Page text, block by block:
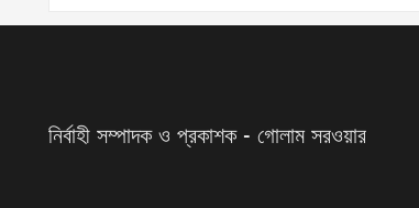
নির্বাহী সম্পাদক ও প্রকাশক - গোলাম সরওয়ার